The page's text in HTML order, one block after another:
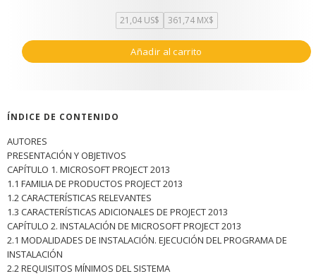
21,04 US$ 361,74 MX$
Añadir al carrito
ÍNDICE DE CONTENIDO
AUTORES
PRESENTACIÓN Y OBJETIVOS
CAPÍTULO 1. MICROSOFT PROJECT 2013
1.1 FAMILIA DE PRODUCTOS PROJECT 2013
1.2 CARACTERÍSTICAS RELEVANTES
1.3 CARACTERÍSTICAS ADICIONALES DE PROJECT 2013
CAPÍTULO 2. INSTALACIÓN DE MICROSOFT PROJECT 2013
2.1 MODALIDADES DE INSTALACIÓN. EJECUCIÓN DEL PROGRAMA DE
INSTALACIÓN
2.2 REQUISITOS MÍNIMOS DEL SISTEMA